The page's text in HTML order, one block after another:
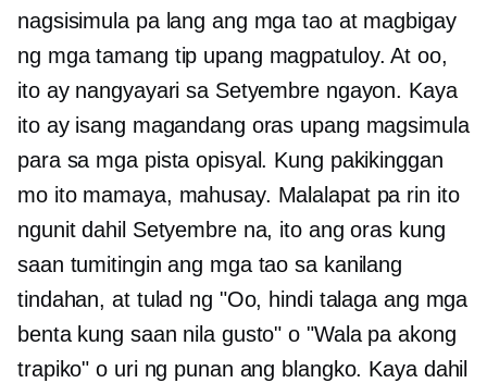
nagsisimula pa lang ang mga tao at magbigay
ng mga tamang tip upang magpatuloy. At oo,
ito ay nangyayari sa Setyembre ngayon. Kaya
ito ay isang magandang oras upang magsimula
para sa mga pista opisyal. Kung pakikinggan
mo ito mamaya, mahusay. Malalapat pa rin ito
ngunit dahil Setyembre na, ito ang oras kung
saan tumitingin ang mga tao sa kanilang
tindahan, at tulad ng "Oo, hindi talaga ang mga
benta kung saan nila gusto" o "Wala pa akong
trapiko" o uri ng punan ang blangko. Kaya dahil